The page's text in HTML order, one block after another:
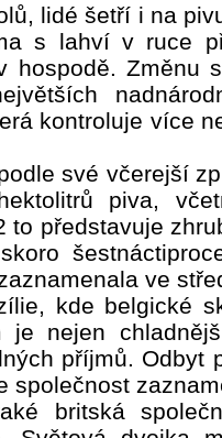
lidé šetří i na
s lahví v ruce
hospodě. Změnu
kontroluje více
své včerejší
piva,
to představuje
ve
kde belgické
je nejen
příjmů. Odbyt
společnost
britská